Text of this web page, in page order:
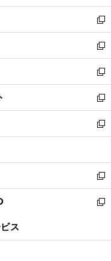
開
く
ウ
で
開
く
ン
ド
ウ
で
開
く
ウ
ィ
ン
ド
ウ
で
開
く
新
し
い
ウ
ィ
ン
ド
ウ
で
開
新
し
い
ウ
ィ
ン
ド
ウ
開
く
新
し
い
ウ
ィ
ン
ウ
で
開
く
新
し
い
ウ
ン
ド
ウ
で
新
し
ウ
ィ
ン
ド
開
新
し
い
ン
新
ウ
ス